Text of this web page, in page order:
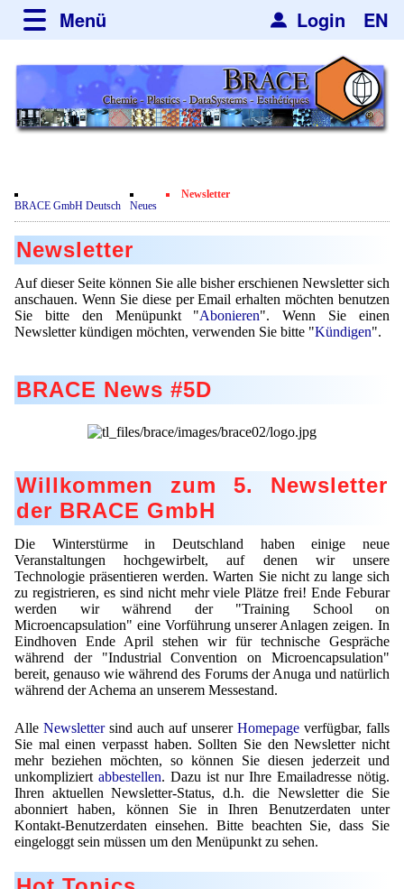
Login EN
Menü
über BRACE
Leistungen
Newsticker
Film
Kundenrezensionen
Zertifikate
Datenschutzerklärung
Kontakt
Neues
Newsletter
Abonieren
Kündigen
Nachrichten
Mikrokugelanlagen
Heizkammern
Trockner
Sortieranlagen
Angebotsanfrage
Spherisator Serie
Spherisator M2
Pilotanlagen
Produktionsanlagen
Dienstleistungen
Mikrokugeln und Verfahren
Mikrokapseln
Mikroverkapselung
Lohnfertigung
Mietanlagen
Angebotsanfrage
Anwendungen
Aromakapseln
Emulgatoren
Katalysatorträger
Keramische Hohlkugeln
Polymere
Soluspheres
Staubreduktion
Angebotsanfrage
Hf and ZrHf mixed Microspheres
Ultra spherical granulation (english)
Des microbilles de granulométrie précise
Runde Sache
Fraunhofer UMSICHT Tage
Probiotics Encapsulation
Powering Green Chemistry with Microspheres and
Microcapsules
Shaping of Alginate–Silica Hybrid Materials
Development of alumina microspheres with controlled
size and shape
Prilling technology at Gala
Mikrokugeln für Instant-Getränkepulver
Microencapsulation and Microgranulation
Jobbörse
Kontakt
Kontaktformular
Angebotsanfrage
Bewertungsseite
Anfahrt
Registrierung
Bestätigungsseite Anfrage
Bestätigungsseite Bewertung
Suche
Mitgliederseiten
Neu Registrieren
Zusatzinformationen
Bestätigungsseite Registrierung
Account Aktiviert
Passwort vergessen
Login
Neu Registrieren
BRACE GmbH Deutsch Neues
Newsletter
Newsletter
Auf dieser Seite können Sie alle bisher erschienen Newsletter sich
anschauen. Wenn Sie diese per Email erhalten möchten benutzen
Sie bitte den Menüpunkt "Abonieren". Wenn Sie einen
Newsletter kündigen möchten, verwenden Sie bitte "Kündigen".
BRACE News #5D
Willkommen zum 5. Newsletter
der BRACE GmbH
Die Winterstürme in Deutschland haben einige neue
Veranstaltungen hochgewirbelt, auf denen wir unsere
Technologie präsentieren werden. Warten Sie nicht zu lange sich
zu registrieren, es sind nicht mehr viele Plätze frei! Ende Feburar
werden wir während der "Training School on
Microencapsulation" eine Vorführung unserer Anlagen zeigen. In
Eindhoven Ende April stehen wir für technische Gespräche
während der "Industrial Convention on Microencapsulation"
bereit, genauso wie während des Forums der Anuga und natürlich
während der Achema an unserem Messestand.
Alle Newslettersind auch auf unserer Homepage verfügbar, falls
Sie mal einen verpasst haben. Sollten Sie den Newsletter nicht
mehr beziehen möchten, so können Sie diesen jederzeit und
unkompliziert abbestellen. Dazu ist nur Ihre Emailadresse nötig.
Ihren aktuellen Newsletter-Status, d.h. die Newsletter die Sie
abonniert haben, können Sie in Ihren Benutzerdaten unter
Kontakt-Benutzerdaten einsehen. Bitte beachten Sie, dass Sie
eingeloggt sein müssen um den Menüpunkt zu sehen.